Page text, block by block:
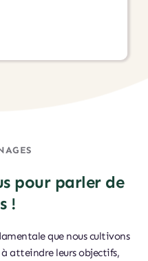
seul
pour parler de
!
que nous cultivons
atteindre leurs objectifs,